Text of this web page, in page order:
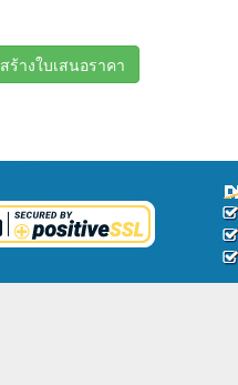
สร้างใบเสนอราคา